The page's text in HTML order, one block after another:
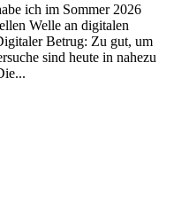
ich im Sommer 2026
Welle an digitalen
Betrug: Zu gut, um
sind heute in nahezu